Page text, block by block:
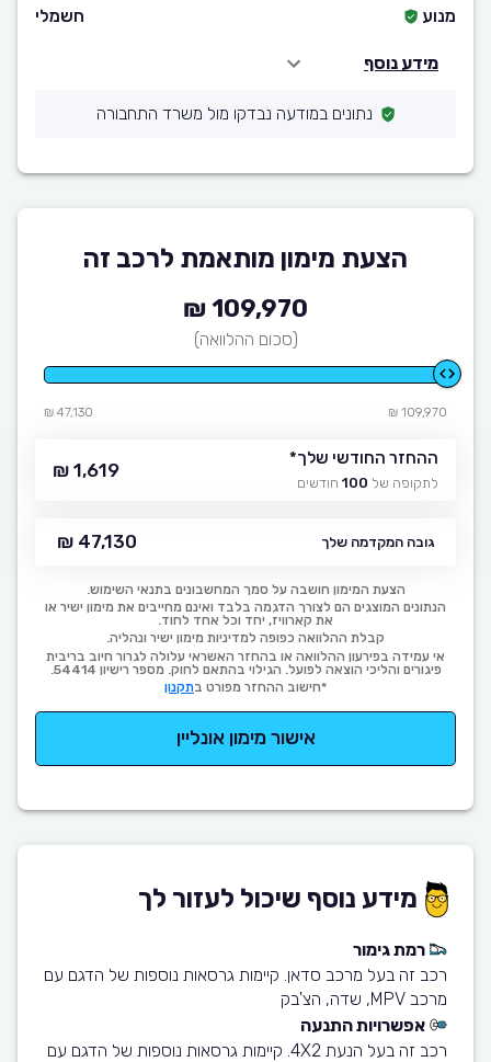
מנוע
חשמלי
מידע נוסף
נתונים במודעה נבדקו מול משרד התחבורה
הצעת מימון מותאמת לרכב זה
109,970 ₪
(סכום ההלוואה)
109,970 ₪
47,130 ₪
ההחזר החודשי שלך*
לתקופה של 100 חודשים
1,619 ₪
גובה המקדמה שלך 47,130 ₪
הצעת המימון חושבה על סמך המחשבונים בתנאי השימוש.
הנתונים המוצגים הם לצורך הדגמה בלבד ואינם מחייבים את מימון ישיר או
את קארוויז, יחד וכל אחד לחוד.
קבלת ההלוואה כפופה למדיניות מימון ישיר ונהליה.
אי עמידה בפירעון ההלוואה או בהחזר האשראי עלולה לגרור חיוב בריבית
פיגורים והליכי הוצאה לפועל. הגילוי בהתאם לחוק. מספר רישיון 54414.
*חישוב ההחזר מפורט בתקנון
אישור מימון אונליין
מידע נוסף שיכול לעזור לך
רמת גימור
רכב זה בעל מרכב סדאן. קיימות גרסאות נוספות של הדגם עם
מרכב MPV, שדה, הצ'בק
אפשרויות התנעה
רכב זה בעל הנעת 4X2. קיימות גרסאות נוספות של הדגם עם